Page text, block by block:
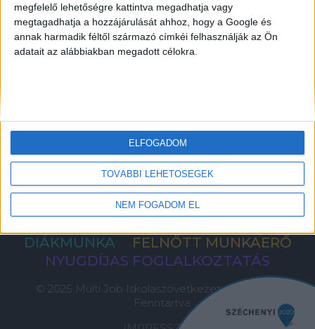
megfelelő lehetőségre kattintva megadhatja vagy
megtagadhatja a hozzájárulását ahhoz, hogy a Google és
annak harmadik féltől származó címkéi felhasználják az Ön
adatait az alábbiakban megadott célokra.
TOVÁBBI LEHETŐSÉGEK
NEM FOGADOM EL
ELFOGADOM
KERESÉS A DIÁKMUNKÁK KÖZÖTT
A MUNKAVÁLLALÁS FELTÉTELEI
INFORMÁCIÓ A CÉGEKNEK
CÉGES BEJELENTKEZÉS
KAPCSOLAT
PÁLYÁZAT
GY.I.K.
DIÁKMUNKA
FELNŐTT MUNKAERŐ
NYUGDÍJAS FOGLALKOZTATÁS
© 2025 Multi Job Iskolaszövetkezet, Minden Jog
Fenntartva